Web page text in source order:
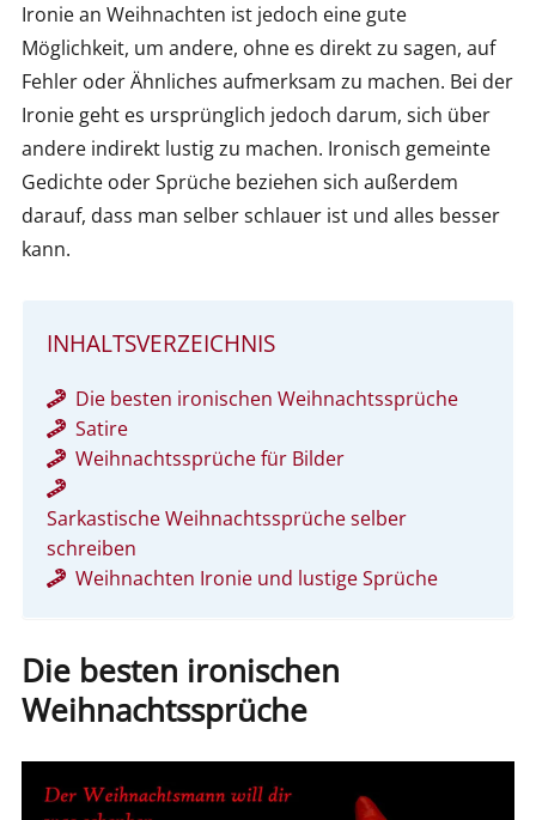
Ironie an Weihnachten ist jedoch eine gute
Möglichkeit, um andere, ohne es direkt zu sagen, auf
Fehler oder Ähnliches aufmerksam zu machen. Bei der
Ironie geht es ursprünglich jedoch darum, sich über
andere indirekt lustig zu machen. Ironisch gemeinte
Gedichte oder Sprüche beziehen sich außerdem
darauf, dass man selber schlauer ist und alles besser
kann.
INHALTSVERZEICHNIS
Die besten ironischen Weihnachtssprüche
Satire
Weihnachtssprüche für Bilder
Sarkastische Weihnachtssprüche selber
schreiben
Weihnachten Ironie und lustige Sprüche
Die besten ironischen
Weihnachtssprüche